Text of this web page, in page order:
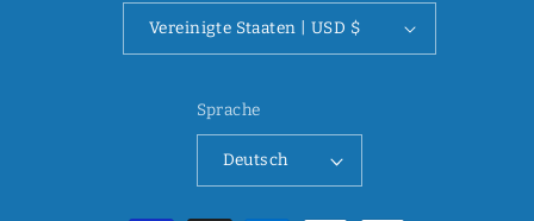
Vereinigte Staaten | USD $
Sprache
Deutsch